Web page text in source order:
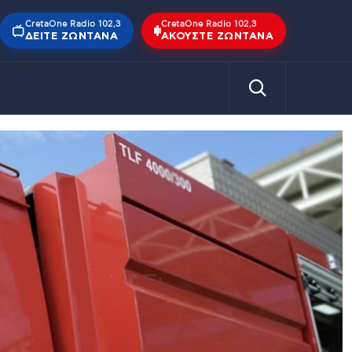
CretaOne Radio 102,3
ΔΕΊΤΕ ΖΩΝΤΑΝΆ
CretaOne Radio 102,3
ΑΚΟΎΣΤΕ ΖΩΝΤΑΝΆ